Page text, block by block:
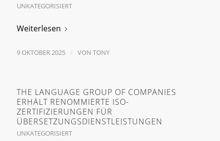
UNKATEGORISIERT
Weiterlesen
9 OKTOBER 2025 / VON TONY
THE LANGUAGE GROUP OF COMPANIES
ERHÄLT RENOMMIERTE ISO-
ZERTIFIZIERUNGEN FÜR
ÜBERSETZUNGSDIENSTLEISTUNGEN
UNKATEGORISIERT